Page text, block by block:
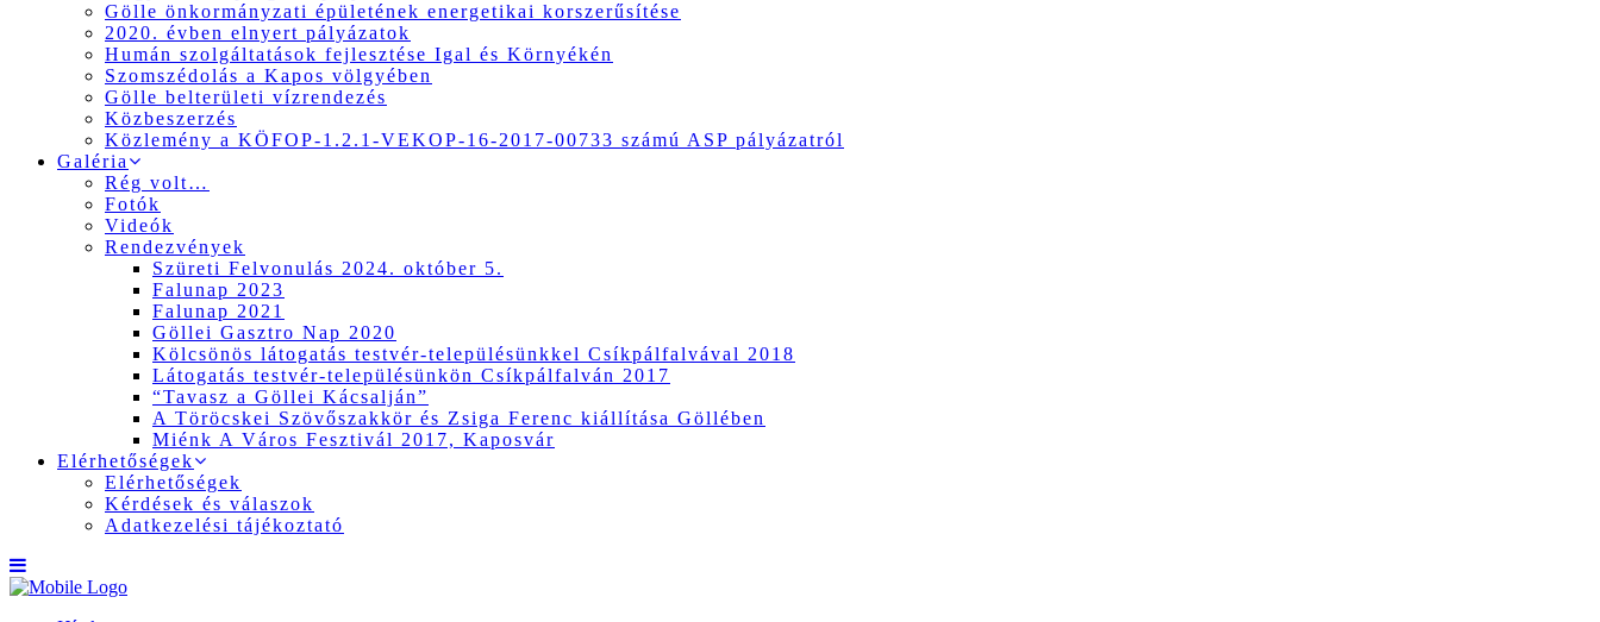
Gölle önkormányzati épületének energetikai korszerűsítése
2020. évben elnyert pályázatok
Humán szolgáltatások fejlesztése Igal és Környékén
Szomszédolás a Kapos völgyében
Gölle belterületi vízrendezés
Közbeszerzés
Közlemény a KÖFOP-1.2.1-VEKOP-16-2017-00733 számú ASP pályázatról
Galéria
Rég volt…
Fotók
Videók
Rendezvények
Szüreti Felvonulás 2024. október 5.
Falunap 2023
Falunap 2021
Göllei Gasztro Nap 2020
Kölcsönös látogatás testvér-településünkkel Csíkpálfalvával 2018
Látogatás testvér-településünkön Csíkpálfalván 2017
“Tavasz a Göllei Kácsalján”
A Töröcskei Szövőszakkör és Zsiga Ferenc kiállítása Göllében
Miénk A Város Fesztivál 2017, Kaposvár
Elérhetőségek
Elérhetőségek
Kérdések és válaszok
Adatkezelési tájékoztató